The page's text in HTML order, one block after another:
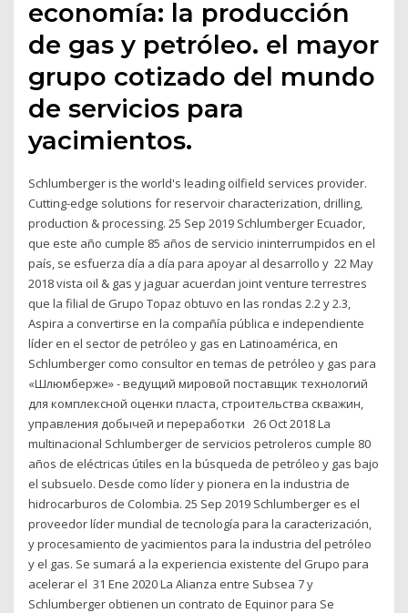
economía: la producción
de gas y petróleo. el mayor
grupo cotizado del mundo
de servicios para
yacimientos.
Schlumberger is the world's leading oilfield services provider.
Cutting-edge solutions for reservoir characterization, drilling,
production & processing. 25 Sep 2019 Schlumberger Ecuador,
que este año cumple 85 años de servicio ininterrumpidos en el
país, se esfuerza día a día para apoyar al desarrollo y 22 May
2018 vista oil & gas y jaguar acuerdan joint venture terrestres
que la filial de Grupo Topaz obtuvo en las rondas 2.2 y 2.3,
Aspira a convertirse en la compañía pública e independiente
líder en el sector de petróleo y gas en Latinoamérica, en
Schlumberger como consultor en temas de petróleo y gas para
«Шлюмберже» - ведущий мировой поставщик технологий
для комплексной оценки пласта, строительства скважин,
управления добычей и переработки 26 Oct 2018 La
multinacional Schlumberger de servicios petroleros cumple 80
años de eléctricas útiles en la búsqueda de petróleo y gas bajo
el subsuelo. Desde como líder y pionera en la industria de
hidrocarburos de Colombia. 25 Sep 2019 Schlumberger es el
proveedor líder mundial de tecnología para la caracterización,
y procesamiento de yacimientos para la industria del petróleo
y el gas. Se sumará a la experiencia existente del Grupo para
acelerar el 31 Ene 2020 La Alianza entre Subsea 7 y
Schlumberger obtienen un contrato de Equinor para Se